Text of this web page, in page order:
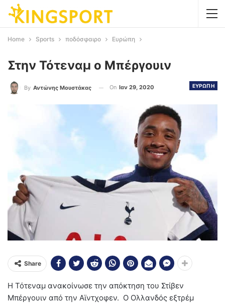
Home Sports ποδόσφαιρο Ευρώπη
Στην Τότεναμ ο Μπέργουιν
ΕΥΡΩΠΗ
By Αντώνης Μουστάκας On Ιαν 29, 2020
Share
Η Τότεναμ ανακοίνωσε την απόκτηση του Στίβεν
Μπέργουιν από την Αϊντχοφεν. Ο Ολλανδός εξτρέμ